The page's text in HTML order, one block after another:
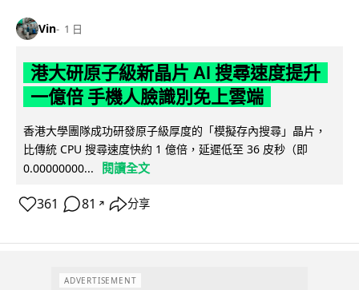
Vin 1 日
港大研原子級新晶片 AI 搜尋速度提升
一億倍 手機人臉識別免上雲端
香港大學團隊成功研發原子級厚度的「模擬存內搜尋」晶片，
比傳統 CPU 搜尋速度快約 1 億倍，延遲低至 36 皮秒（即
0.00000000...
閱讀全文
361 81 ↗ 分享
ADVERTISEMENT